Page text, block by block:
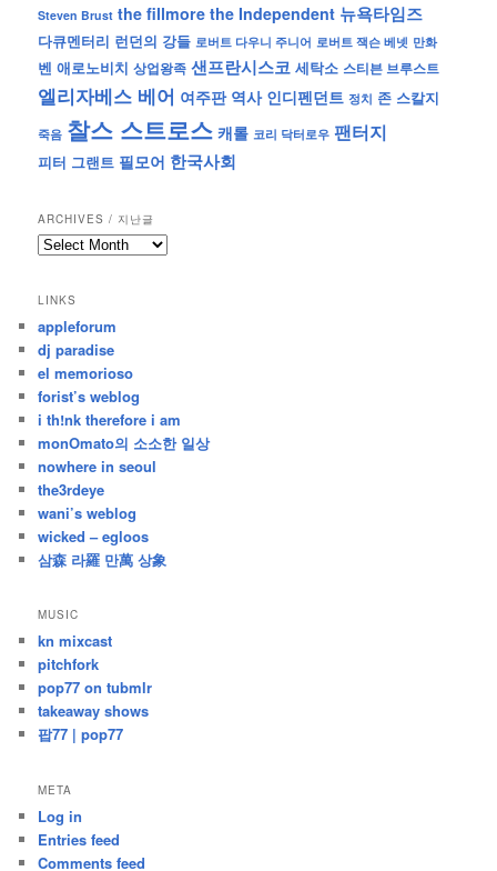
Steven Brust the fillmore the Independent 뉴욕타임즈
다큐멘터리 런던의 강들 로버트 다우니 주니어 로버트 잭슨 베넷 만화
벤 애로노비치 상업왕족 샌프란시스코 세탁소 스티븐 브루스트
엘리자베스 베어 여주판 역사 인디펜던트 정치 존 스칼지
죽음 찰스 스트로스 캐롤 코리 닥터로우 팬터지
피터 그랜트 필모어 한국사회
ARCHIVES / 지난글
archives
난
글
LINKS
appleforum
dj paradise
el memorioso
forist’s weblog
i th!nk therefore i am
monOmato의 소소한 일상
nowhere in seoul
the3rdeye
wani’s weblog
wicked – egloos
삼森 라羅 만萬 상象
MUSIC
kn mixcast
pitchfork
pop77 on tubmlr
takeaway shows
팝77 | pop77
META
Log in
Entries feed
Comments feed